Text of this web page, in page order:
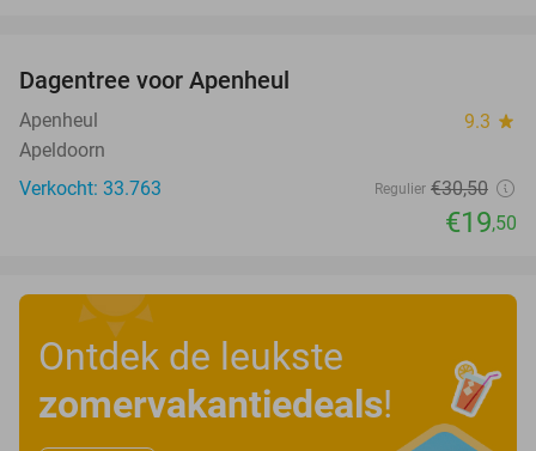
Dagentree voor Apenheul
Apenheul 9.3 star
Apeldoorn
Verkocht: 33.763
Regulier €30,50
€19,50
Ontdek de leukste
zomervakantiedeals!